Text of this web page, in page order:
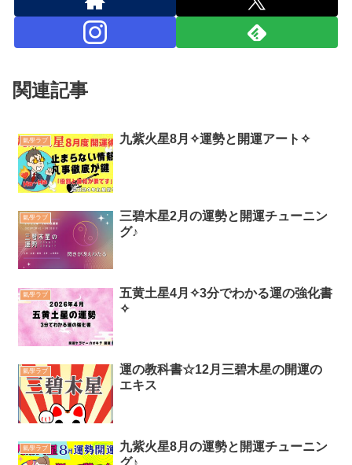
関連記事
氣學ラブ 九紫火星8月✧運勢と開運アート✧
氣學ラブ
三碧木星2月の運勢と開運チューニン
グ♪
氣學ラブ
五黄土星4月✧3分でわかる運の強化書
✧
氣學ラブ
運の教科書☆12月三碧木星の開運の
エキス
氣學ラブ
九紫火星8月の運勢と開運チューニン